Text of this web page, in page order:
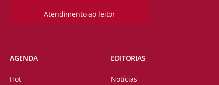
Atendimento ao leitor
AGENDA
Hot
EDITORIAS
Notícias